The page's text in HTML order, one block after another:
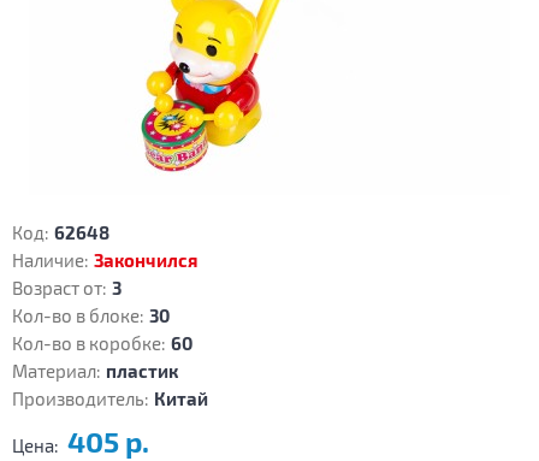
Код: 62648
Наличие: Закончился
Возраст от: 3
Кол-во в блоке: 30
Кол-во в коробке: 60
Материал: пластик
Производитель: Китай
Цена: 405 р.